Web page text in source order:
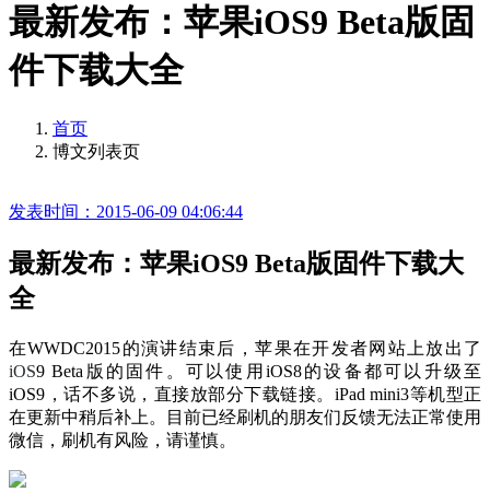
最新发布：苹果iOS9 Beta版固
件下载大全
首页
博文列表页
发表时间：2015-06-09 04:06:44
最新发布：苹果iOS9 Beta版固件下载大
全
在WWDC2015的演讲结束后，苹果在开发者网站上放出了
iOS9 Beta版的固件。可以使用iOS8的设备都可以升级至
iOS9，话不多说，直接放部分下载链接。iPad mini3等机型正
在更新中稍后补上。目前已经刷机的朋友们反馈无法正常使用
微信，刷机有风险，请谨慎。